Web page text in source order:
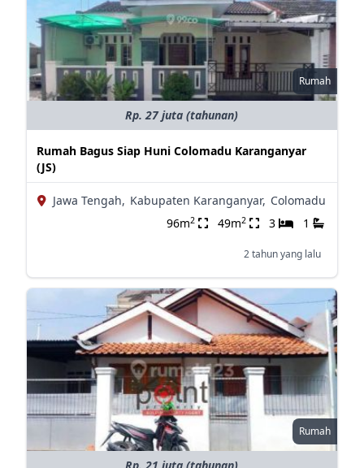
Rumah
Rp. 27 juta (tahunan)
Rumah Bagus Siap Huni Colomadu Karanganyar
(JS)
Jawa Tengah, Kabupaten Karanganyar, Colomadu
96m2 49m2 3 1
2 tahun yang lalu
Rumah